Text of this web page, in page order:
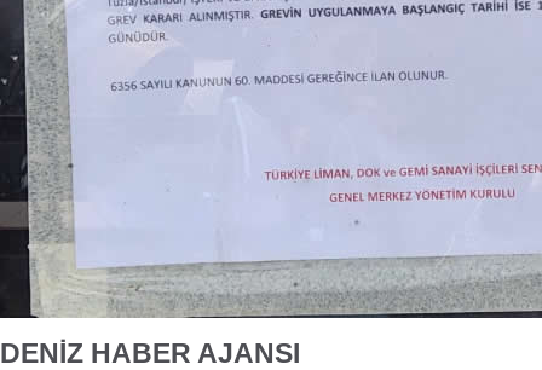
DENİZ HABER AJANSI